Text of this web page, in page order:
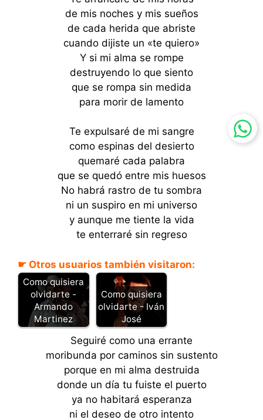
de mis noches y mis sueños
de cada herida que abriste
cuando dijiste un «te quiero»
Y si mi alma se rompe
destruyendo lo que siento
que se rompa sin medida
para morir de lamento
Te expulsaré de mi sangre
como espinas del desierto
quemaré cada palabra
que se quedó entre mis huesos
No habrá rastro de tu sombra
ni un suspiro en mi universo
y aunque me tiente la vida
te enterraré sin regreso
☛ Otros usuarios también visitaron:
Como quisiera
olvidarte -
Armando
Martinez
Como quisiera
olvidarte - Iván
José
Seguiré como una errante
moribunda por caminos sin sustento
porque en mi alma destruida
donde un día tu fuiste el puerto
ya no habitará esperanza
ni el deseo de otro intento